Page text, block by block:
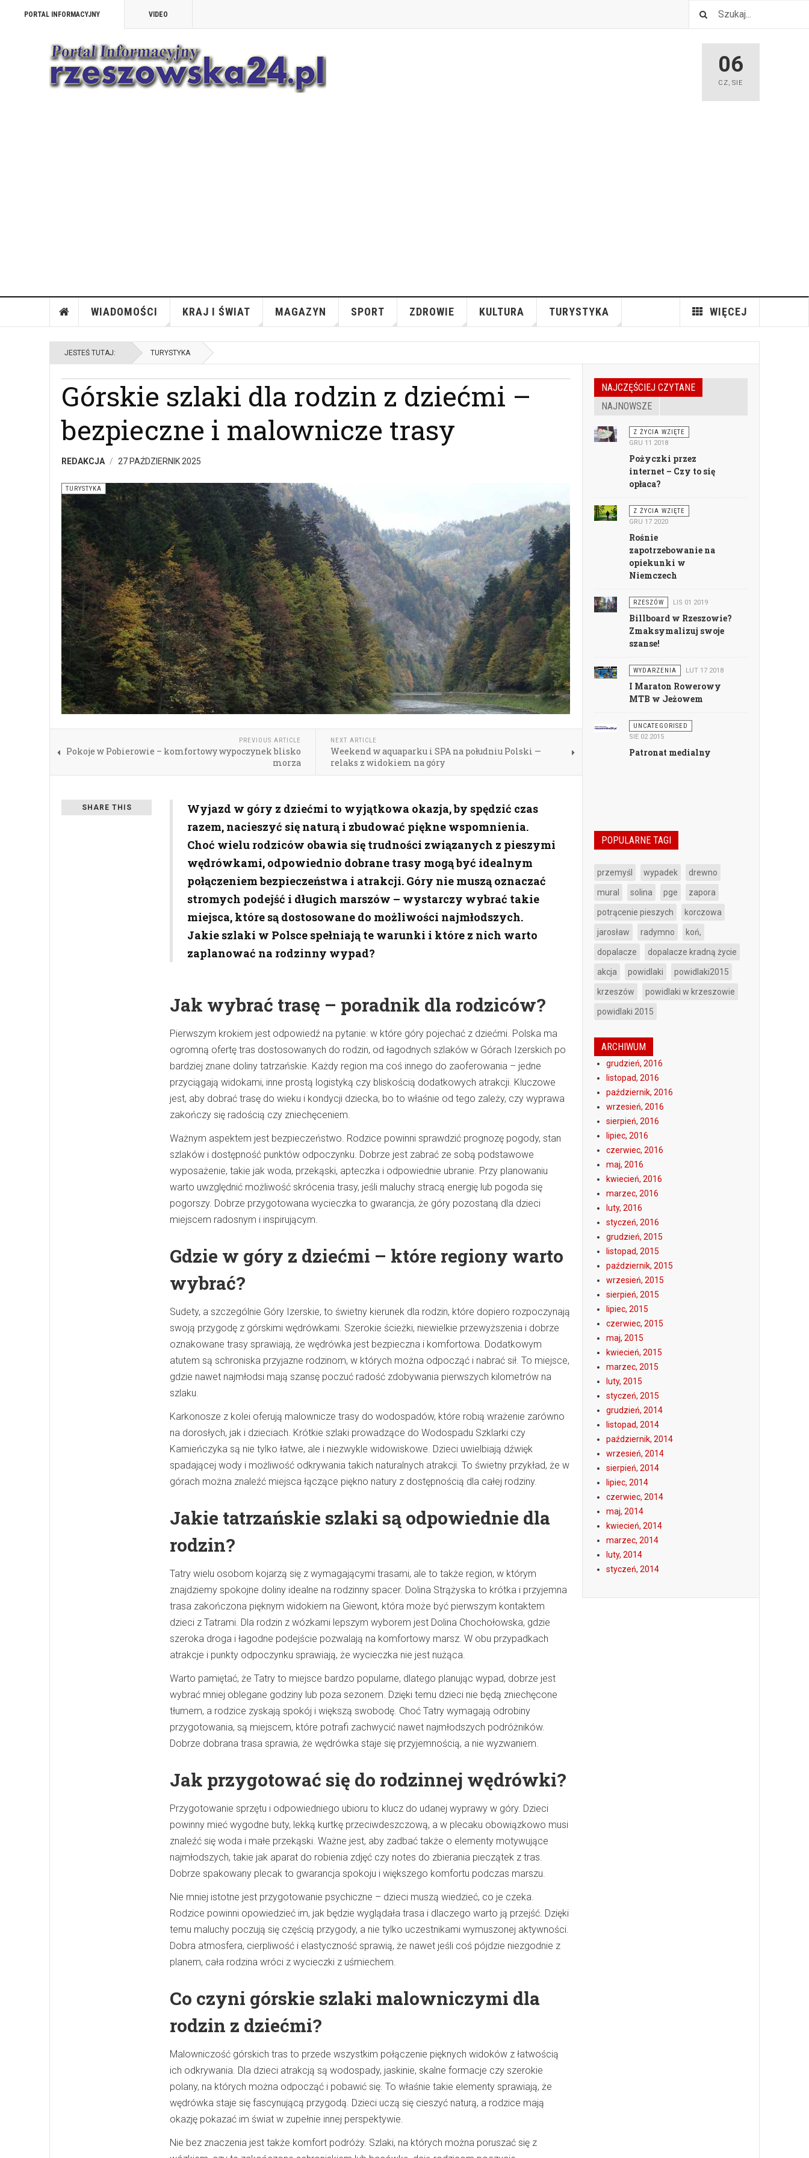
PORTAL INFORMACYJNY VIDEO
06
CZ,SIE
WIADOMOŚCI KRAJ I ŚWIAT MAGAZYN SPORT ZDROWIE KULTURA TURYSTYKA WIĘCEJ
JESTEŚ TUTAJ: TURYSTYKA
Górskie szlaki dla rodzin z dziećmi –
bezpieczne i malownicze trasy
REDAKCJA 27 PAŹDZIERNIK 2025
TURYSTYKA
PREVIOUS ARTICLE
Pokoje w Pobierowie – komfortowy wypoczynek blisko
morza
NEXT ARTICLE
Weekend w aquaparku i SPA na południu Polski —
relaks z widokiem na góry
SHARE THIS
Wyjazd w góry z dziećmi to wyjątkowa okazja, by spędzić czas
razem, nacieszyć się naturą i zbudować piękne wspomnienia.
Choć wielu rodziców obawia się trudności związanych z pieszymi
wędrówkami, odpowiednio dobrane trasy mogą być idealnym
połączeniem bezpieczeństwa i atrakcji. Góry nie muszą oznaczać
stromych podejść i długich marszów – wystarczy wybrać takie
miejsca, które są dostosowane do możliwości najmłodszych.
Jakie szlaki w Polsce spełniają te warunki i które z nich warto
zaplanować na rodzinny wypad?
Jak wybrać trasę – poradnik dla rodziców?
Pierwszym krokiem jest odpowiedź na pytanie: w które góry pojechać z dziećmi. Polska ma
ogromną ofertę tras dostosowanych do rodzin, od łagodnych szlaków w Górach Izerskich po
bardziej znane doliny tatrzańskie. Każdy region ma coś innego do zaoferowania – jedne
przyciągają widokami, inne prostą logistyką czy bliskością dodatkowych atrakcji. Kluczowe
jest, aby dobrać trasę do wieku i kondycji dziecka, bo to właśnie od tego zależy, czy wyprawa
zakończy się radością czy zniechęceniem.
Ważnym aspektem jest bezpieczeństwo. Rodzice powinni sprawdzić prognozę pogody, stan
szlaków i dostępność punktów odpoczynku. Dobrze jest zabrać ze sobą podstawowe
wyposażenie, takie jak woda, przekąski, apteczka i odpowiednie ubranie. Przy planowaniu
warto uwzględnić możliwość skrócenia trasy, jeśli maluchy stracą energię lub pogoda się
pogorszy. Dobrze przygotowana wycieczka to gwarancja, że góry pozostaną dla dzieci
miejscem radosnym i inspirującym.
Gdzie w góry z dziećmi – które regiony warto
wybrać?
Sudety, a szczególnie Góry Izerskie, to świetny kierunek dla rodzin, które dopiero rozpoczynają
swoją przygodę z górskimi wędrówkami. Szerokie ścieżki, niewielkie przewyższenia i dobrze
oznakowane trasy sprawiają, że wędrówka jest bezpieczna i komfortowa. Dodatkowym
atutem są schroniska przyjazne rodzinom, w których można odpocząć i nabrać sił. To miejsce,
gdzie nawet najmłodsi mają szansę poczuć radość zdobywania pierwszych kilometrów na
szlaku.
Karkonosze z kolei oferują malownicze trasy do wodospadów, które robią wrażenie zarówno
na dorosłych, jak i dzieciach. Krótkie szlaki prowadzące do Wodospadu Szklarki czy
Kamieńczyka są nie tylko łatwe, ale i niezwykle widowiskowe. Dzieci uwielbiają dźwięk
spadającej wody i możliwość odkrywania takich naturalnych atrakcji. To świetny przykład, że w
górach można znaleźć miejsca łączące piękno natury z dostępnością dla całej rodziny.
Jakie tatrzańskie szlaki są odpowiednie dla
rodzin?
Tatry wielu osobom kojarzą się z wymagającymi trasami, ale to także region, w którym
znajdziemy spokojne doliny idealne na rodzinny spacer. Dolina Strążyska to krótka i przyjemna
trasa zakończona pięknym widokiem na Giewont, która może być pierwszym kontaktem
dzieci z Tatrami. Dla rodzin z wózkami lepszym wyborem jest Dolina Chochołowska, gdzie
szeroka droga i łagodne podejście pozwalają na komfortowy marsz. W obu przypadkach
atrakcje i punkty odpoczynku sprawiają, że wycieczka nie jest nużąca.
Warto pamiętać, że Tatry to miejsce bardzo popularne, dlatego planując wypad, dobrze jest
wybrać mniej oblegane godziny lub poza sezonem. Dzięki temu dzieci nie będą zniechęcone
tłumem, a rodzice zyskają spokój i większą swobodę. Choć Tatry wymagają odrobiny
przygotowania, są miejscem, które potrafi zachwycić nawet najmłodszych podróżników.
Dobrze dobrana trasa sprawia, że wędrówka staje się przyjemnością, a nie wyzwaniem.
Jak przygotować się do rodzinnej wędrówki?
Przygotowanie sprzętu i odpowiedniego ubioru to klucz do udanej wyprawy w góry. Dzieci
powinny mieć wygodne buty, lekką kurtkę przeciwdeszczową, a w plecaku obowiązkowo musi
znaleźć się woda i małe przekąski. Ważne jest, aby zadbać także o elementy motywujące
najmłodszych, takie jak aparat do robienia zdjęć czy notes do zbierania pieczątek z tras.
Dobrze spakowany plecak to gwarancja spokoju i większego komfortu podczas marszu.
Nie mniej istotne jest przygotowanie psychiczne – dzieci muszą wiedzieć, co je czeka.
Rodzice powinni opowiedzieć im, jak będzie wyglądała trasa i dlaczego warto ją przejść. Dzięki
temu maluchy poczują się częścią przygody, a nie tylko uczestnikami wymuszonej aktywności.
Dobra atmosfera, cierpliwość i elastyczność sprawią, że nawet jeśli coś pójdzie niezgodnie z
planem, cała rodzina wróci z wycieczki z uśmiechem.
Co czyni górskie szlaki malowniczymi dla
rodzin z dziećmi?
Malowniczość górskich tras to przede wszystkim połączenie pięknych widoków z łatwością
ich odkrywania. Dla dzieci atrakcją są wodospady, jaskinie, skalne formacje czy szerokie
polany, na których można odpocząć i pobawić się. To właśnie takie elementy sprawiają, że
wędrówka staje się fascynującą przygodą. Dzieci uczą się cieszyć naturą, a rodzice mają
okazję pokazać im świat w zupełnie innej perspektywie.
Nie bez znaczenia jest także komfort podróży. Szlaki, na których można poruszać się z
NAJCZĘŚCIEJ CZYTANE
NAJNOWSZE
Z ŻYCIA WZIĘTE
GRU 11 2018
Pożyczki przez
internet – Czy to się
opłaca?
Z ŻYCIA WZIĘTE
GRU 17 2020
Rośnie
zapotrzebowanie na
opiekunki w
Niemczech
RZESZÓW LIS 01 2019
Billboard w Rzeszowie?
Zmaksymalizuj swoje
szanse!
WYDARZENIA LUT 17 2018
I Maraton Rowerowy
MTB w Jeżowem
UNCATEGORISED
SIE 02 2015
Patronat medialny
POPULARNE TAGI
przemyśl wypadek drewno
mural solina pge zapora
potrącenie pieszych korczowa
jarosław radymno koń,
dopalacze dopalacze kradną życie
akcja powidlaki powidlaki2015
krzeszów powidlaki w krzeszowie
powidlaki 2015
ARCHIWUM
grudzień, 2016
listopad, 2016
październik, 2016
wrzesień, 2016
sierpień, 2016
lipiec, 2016
czerwiec, 2016
maj, 2016
kwiecień, 2016
marzec, 2016
luty, 2016
styczeń, 2016
grudzień, 2015
listopad, 2015
październik, 2015
wrzesień, 2015
sierpień, 2015
lipiec, 2015
czerwiec, 2015
maj, 2015
kwiecień, 2015
marzec, 2015
luty, 2015
styczeń, 2015
grudzień, 2014
listopad, 2014
październik, 2014
wrzesień, 2014
sierpień, 2014
lipiec, 2014
czerwiec, 2014
maj, 2014
kwiecień, 2014
marzec, 2014
luty, 2014
styczeń, 2014